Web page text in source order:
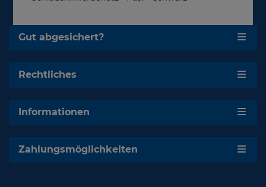
Gut abgesichert?
Rechtliches
Informationen
Zahlungsmöglichkeiten